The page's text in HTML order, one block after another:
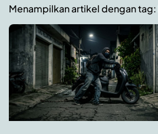
Menampilkan artikel dengan tag: